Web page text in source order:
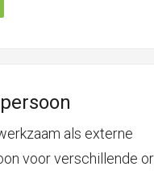
als externe
voor verschillende